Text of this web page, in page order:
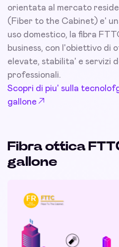
orientata al mercato
(Fiber to the Cabinet) e'
uso domestico, la fibra
business, con l'obiettivo di
elevate, stabilita' e servizi
professionali.
Scopri di piu' sulla
gallone
Fibra ottica
gallone